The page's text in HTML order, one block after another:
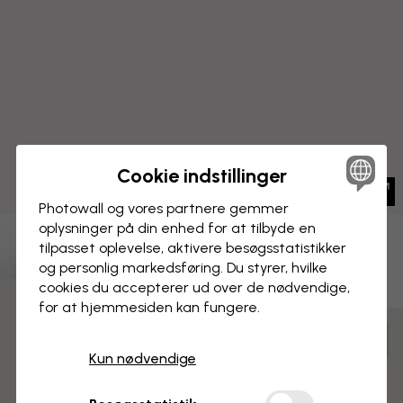
My Fair Lady - Audrey Hepburn
BILLEDE PÅ LÆRRED Gem
Færdigsamlet og klar til ophængning
Cookie indstillinger
Photowall og vores partnere gemmer
oplysninger på din enhed for at tilbyde en
tilpasset oplevelse, aktivere besøgs­statistikker
og personlig markedsføring. Du styrer, hvilke
cookies du accepterer ud over de nødvendige,
for at hjemmesiden kan fungere.
Kun nødvendige